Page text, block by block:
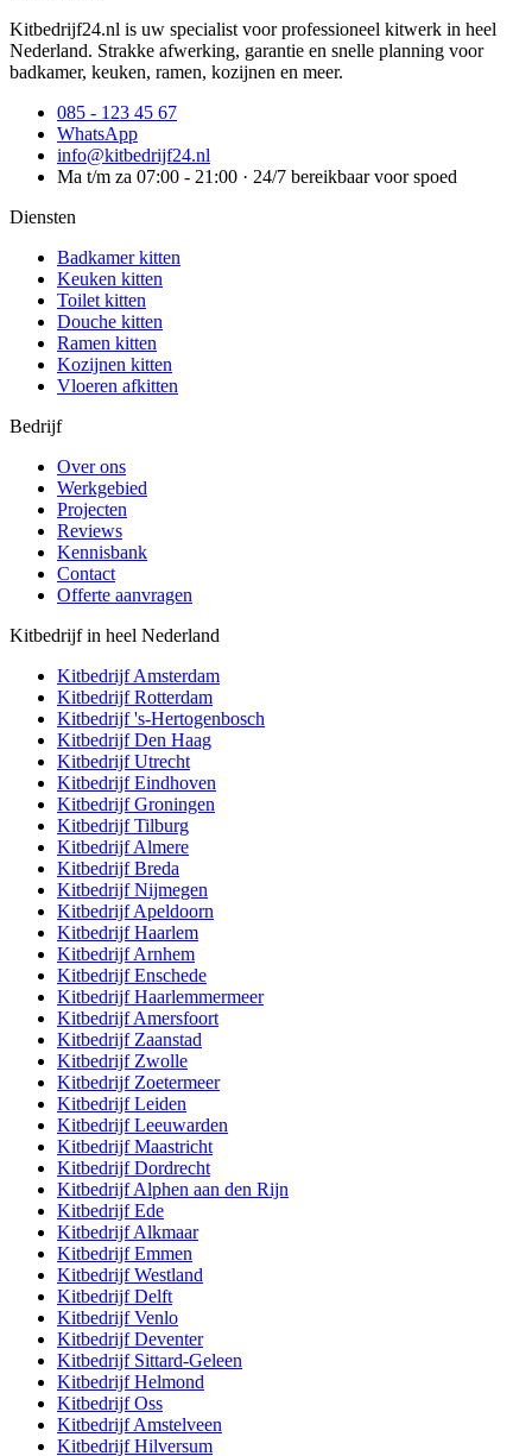
Kitbedrijf24.nl is uw specialist voor professioneel kitwerk in heel
Nederland. Strakke afwerking, garantie en snelle planning voor
badkamer, keuken, ramen, kozijnen en meer.
085 - 123 45 67
WhatsApp
info@kitbedrijf24.nl
Ma t/m za 07:00 - 21:00 · 24/7 bereikbaar voor spoed
Diensten
Badkamer kitten
Keuken kitten
Toilet kitten
Douche kitten
Ramen kitten
Kozijnen kitten
Vloeren afkitten
Bedrijf
Over ons
Werkgebied
Projecten
Reviews
Kennisbank
Contact
Offerte aanvragen
Kitbedrijf in heel Nederland
KitbedrijfAmsterdam
KitbedrijfRotterdam
Kitbedrijf's-Hertogenbosch
KitbedrijfDen Haag
KitbedrijfUtrecht
KitbedrijfEindhoven
KitbedrijfGroningen
KitbedrijfTilburg
KitbedrijfAlmere
KitbedrijfBreda
KitbedrijfNijmegen
KitbedrijfApeldoorn
KitbedrijfHaarlem
KitbedrijfArnhem
KitbedrijfEnschede
KitbedrijfHaarlemmermeer
KitbedrijfAmersfoort
Kitbedrijf Zaanstad
Kitbedrijf Zwolle
Kitbedrijf Zoetermeer
KitbedrijfLeiden
KitbedrijfLeeuwarden
KitbedrijfMaastricht
KitbedrijfDordrecht
KitbedrijfAlphen aan den Rijn
KitbedrijfEde
KitbedrijfAlkmaar
KitbedrijfEmmen
KitbedrijfWestland
KitbedrijfDelft
KitbedrijfVenlo
KitbedrijfDeventer
Kitbedrijf Sittard-Geleen
KitbedrijfHelmond
KitbedrijfOss
KitbedrijfAmstelveen
KitbedrijfHilversum